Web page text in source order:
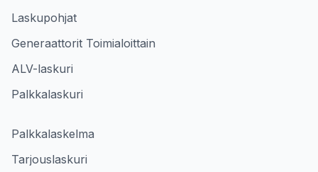
Laskupohjat
Generaattorit Toimialoittain
ALV-laskuri
Palkkalaskuri
Palkkalaskelma
Tarjouslaskuri